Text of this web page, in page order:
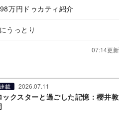
万円ドゥカティ紹介
うっとり
07:14更新
連載 2026.07.11
ックスターと過ごした記憶：櫻井敦